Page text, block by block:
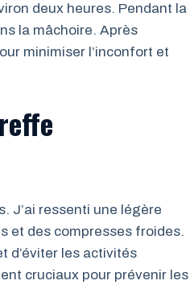
deux heures. Pendant la
la mâchoire. Après
minimiser l’inconfort et
J’ai ressenti une légère
et des compresses froides.
d’éviter les activités
cruciaux pour prévenir les